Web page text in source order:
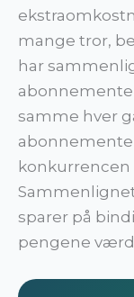
mange tror,
har
samme hver
konkurrencen
sparer på
pengene